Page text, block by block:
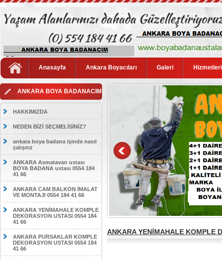
Anasayfa Ankara Boyacıları Galeri
ANKARA BOYA BADANACIM
HAKKIMIZDA
NEDEN BİZİ SEÇMELİSİNİZ?
ankara boya badana işinde nasıl
çalışırız
ANKARA Asmatavan ustası
BOYA BADANA ustası 0554 184
41 66
ANKARA CAM BALKON İMALAT
VE MONTAJI 0554 184 41 66
ANKARA YENİMAHALE KOMPLE
DEKORASYON USTASI 0554 184
41 66
ANKARA PURSAKLAR KOMPLE
DEKORASYON USTASI 0554 184
41 66
ANKARA YENİMAHALE KOMPLE